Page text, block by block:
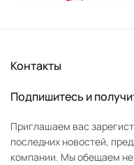
Контакты
Подпишитесь и
Приглашаем вас
последних новостей,
компании. Мы обещаем